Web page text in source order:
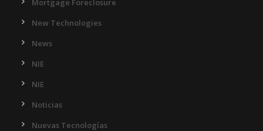
Mortgage Foreclosure
New Technologies
News
NIE
NIE
Noticias
Nuevas Tecnologías